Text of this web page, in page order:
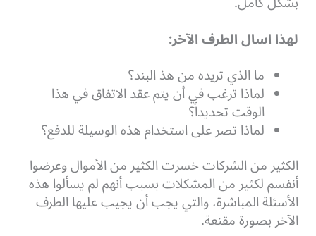
لهذا اسال الطرف الآخر:
ما الذي تريده من هذ البند؟
لماذا ترغب في أن يتم عقد الاتفاق في هذا
الوقت تحديداً؟
لماذا تصر على استخدام هذه الوسيلة للدفع؟
الكثير من الشركات خسرت الكثير من الأموال وعرضوا
أنفسم لكثير من المشكلات بسبب أنهم لم يسألوا هذه
الأسئلة المباشرة، والتي يجب أن يجيب عليها الطرف
الآخر بصورة مقنعة.